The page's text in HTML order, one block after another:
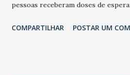
pessoas receberam doses de
vez mais fortalezenses", destaca o
COMPARTILHAR POSTAR UM